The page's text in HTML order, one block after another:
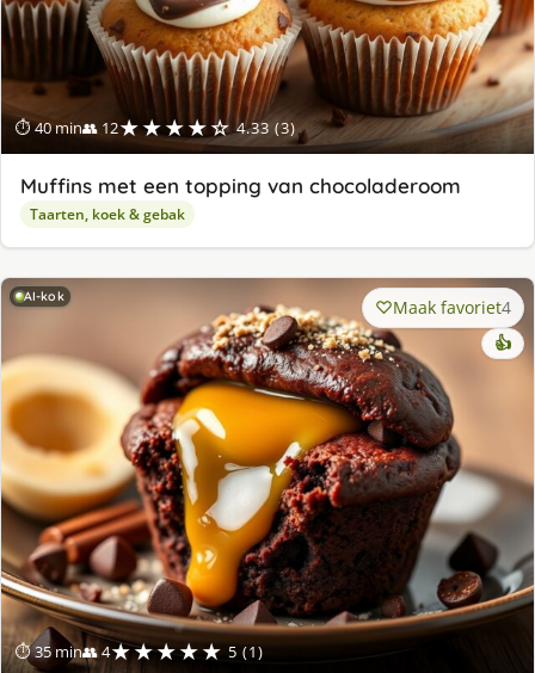
⏱ 40 min👥 12★★★★☆ 4.33 (3)
Muffins met een topping van chocoladeroom
Taarten, koek & gebak
AI-kok
⏱ 35 min👥 4★★★★★ 5 (1)
Maak favoriet4
👍